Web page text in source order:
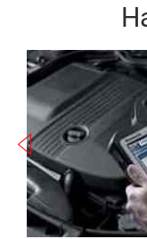
масла. Поэтому
может привести
регулярном
работе
обходится
особенно, если
корпуса или